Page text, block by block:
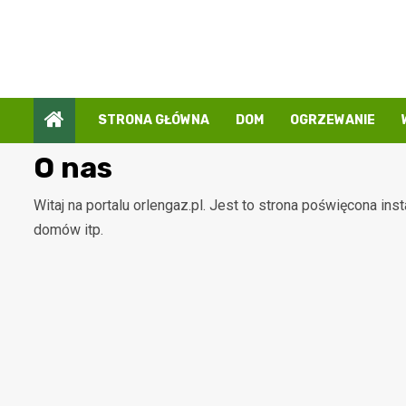
STRONA GŁÓWNA DOM OGRZEWANIE
O nas
Witaj na portalu orlengaz.pl. Jest to strona poświęcona
domów itp.